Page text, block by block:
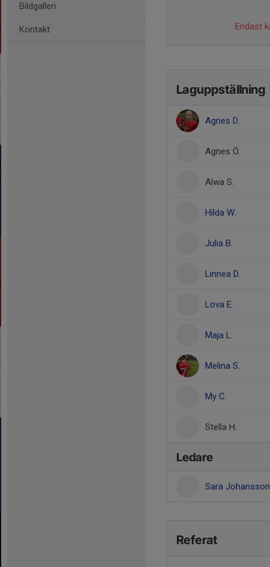
Bildgalleri
Kontakt
Endast
Laguppställning
Agnes D.
Agnes Ö.
Alwa S.
Hilda W.
Julia B.
Linnea D.
Lova E.
Maja L.
Melina S.
My C.
Stella H.
Ledare
Sara Johansson
Referat